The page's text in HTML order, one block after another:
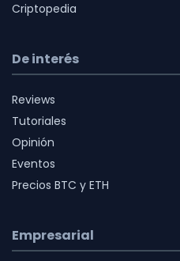
Criptopedia
De interés
Reviews
Tutoriales
Opinión
Eventos
Precios BTC y ETH
Empresarial